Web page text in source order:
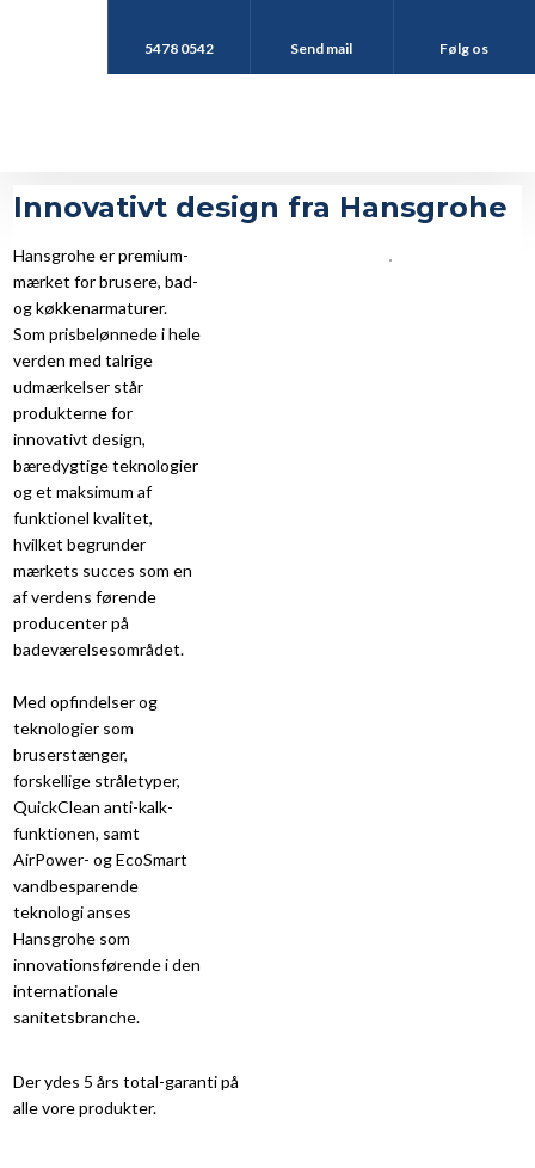
5478 0542 Send mail Følg os
Innovativt design fra Hansgrohe
Hansgrohe er premium-
mærket for brusere, bad-
og køkkenarmaturer.
Som prisbelønnede i hele
verden med talrige
udmærkelser står
produkterne for
innovativt design,
bæredygtige teknologier
og et maksimum af
funktionel kvalitet,
hvilket begrunder
mærkets succes som en
af verdens førende
producenter på
badeværelsesområdet.
Med opfindelser og
teknologier som
bruserstænger,
forskellige stråletyper,
QuickClean anti-kalk-
funktionen, samt
AirPower- og EcoSmart
vandbesparende
teknologi anses
Hansgrohe som
innovationsførende i den
internationale
sanitetsbranche.
Der ydes 5 års total-garanti på
alle vore produkter.